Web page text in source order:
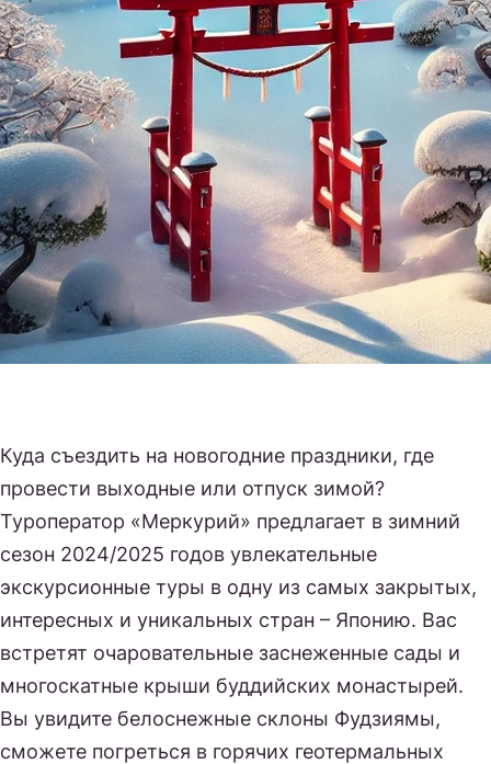
Куда съездить на новогодние праздники, где
провести выходные или отпуск зимой?
Туроператор «Меркурий» предлагает в зимний
сезон 2024/2025 годов увлекательные
экскурсионные туры в одну из самых закрытых,
интересных и уникальных стран – Японию. Вас
встретят очаровательные заснеженные сады и
многоскатные крыши буддийских монастырей.
Вы увидите белоснежные склоны Фудзиямы,
сможете погреться в горячих геотермальных